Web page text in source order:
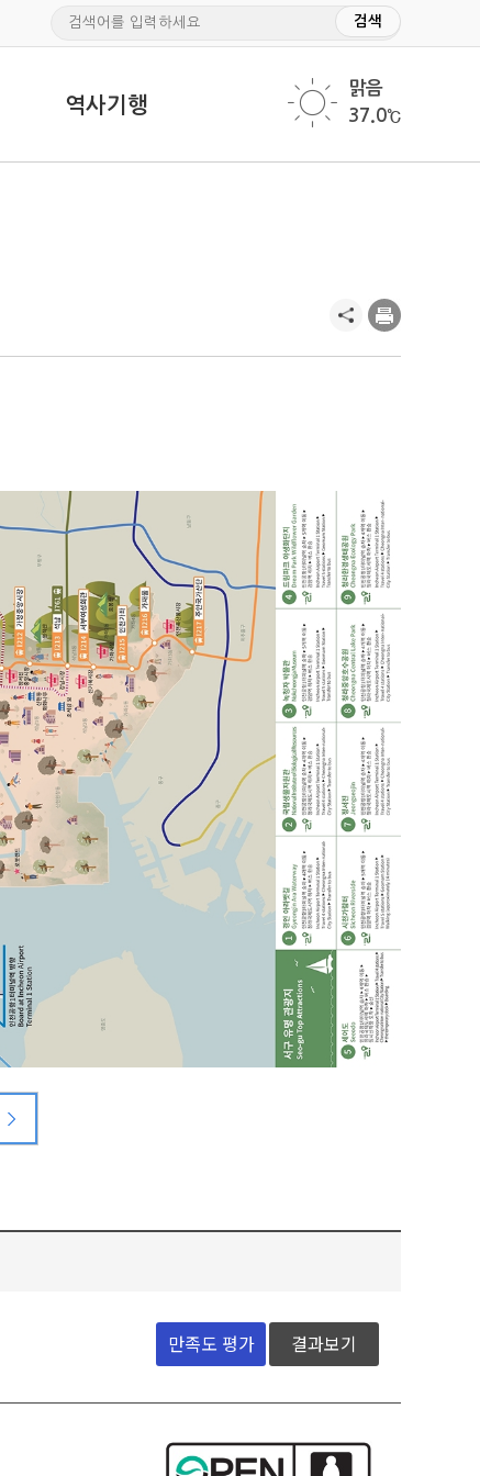
역사기행
맑음
37.0℃
결과보기